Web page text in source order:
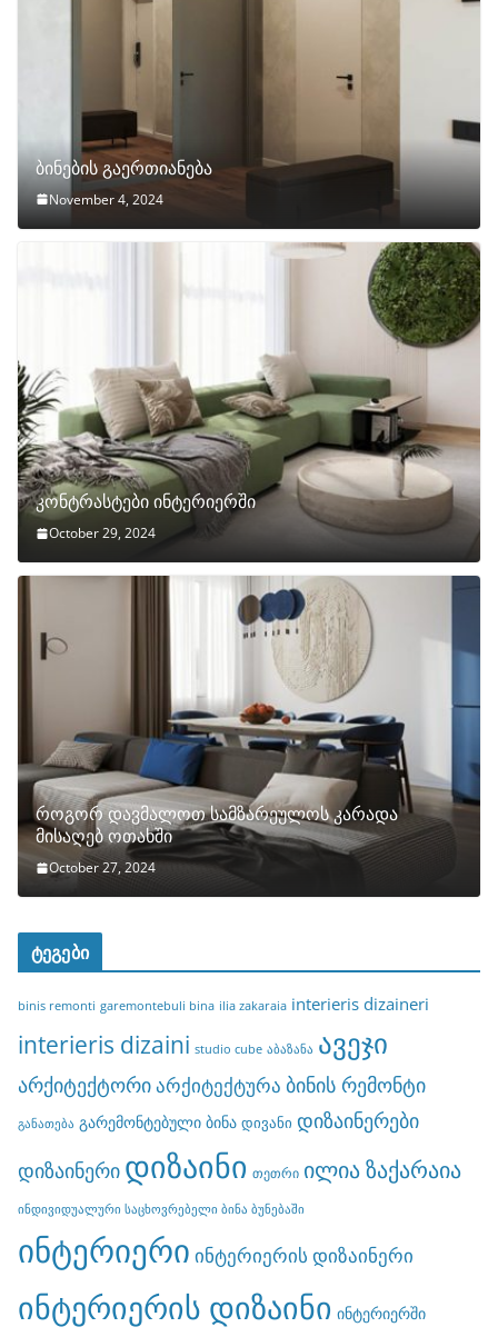
ბინების გაერთიანება
November 4, 2024
კონტრასტები ინტერიერში
October 29, 2024
როგორ დავმალოთ სამზარეულოს კარადა
მისაღებ ოთახში
October 27, 2024
ტეგები
binis remonti garemontebuli bina ilia zakaraia interieris dizaineri
interieris dizaini studio cube აბაზანა ავეჯი
არქიტექტორიარქიტექტურა ბინის რემონტი
განათება გარემონტებული ბინა დივანი დიზაინერები
დიზაინერი დიზაინი თეთრი ილია ზაქარაია
ინდივიდუალური საცხოვრებელი ბინა ბუნებაში
ინტერიერი ინტერიერის დიზაინერი
ინტერიერის დიზაინი ინტერიერში